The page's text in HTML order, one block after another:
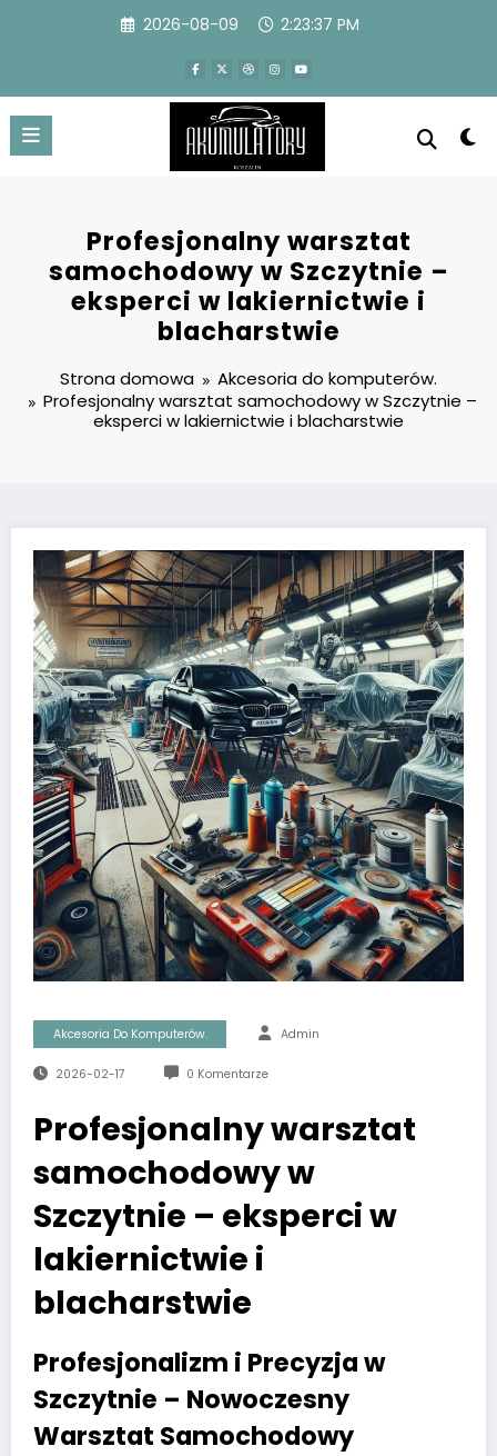
2026-08-09 2:23:38 PM
Profesjonalny warsztat
samochodowy w Szczytnie –
eksperci w lakiernictwie i
blacharstwie
Strona domowa
Akcesoria do komputerów.
Profesjonalny warsztat samochodowy w Szczytnie –
eksperci w lakiernictwie i blacharstwie
Akcesoria Do Komputerów. Admin
2026-02-17 0 Komentarze
Profesjonalny warsztat
samochodowy w
Szczytnie – eksperci w
lakiernictwie i
blacharstwie
Profesjonalizm i Precyzja w
Szczytnie – Nowoczesny
Warsztat Samochodowy